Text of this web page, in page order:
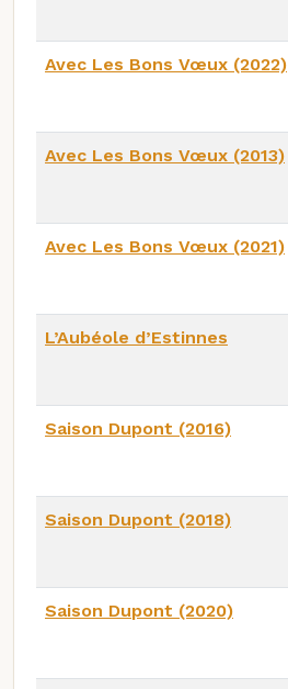
Avec Les Bons Vœux (2022)
Avec Les Bons Vœux (2013)
Avec Les Bons Vœux (2021)
L’Aubéole d’Estinnes
Saison Dupont (2016)
Saison Dupont (2018)
Saison Dupont (2020)